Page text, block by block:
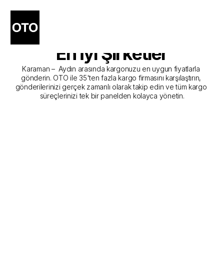
Karaman - Aydın Kargo
Gönderim Hizmeti Sunan
En İyi Şirketler
Karaman –  Aydın arasında kargonuzu en uygun fiyatlarla
gönderin. OTO ile 35'ten fazla kargo firmasını karşılaştırın,
gönderilerinizi gerçek zamanlı olarak takip edin ve tüm kargo
süreçlerinizi tek bir panelden kolayca yönetin.